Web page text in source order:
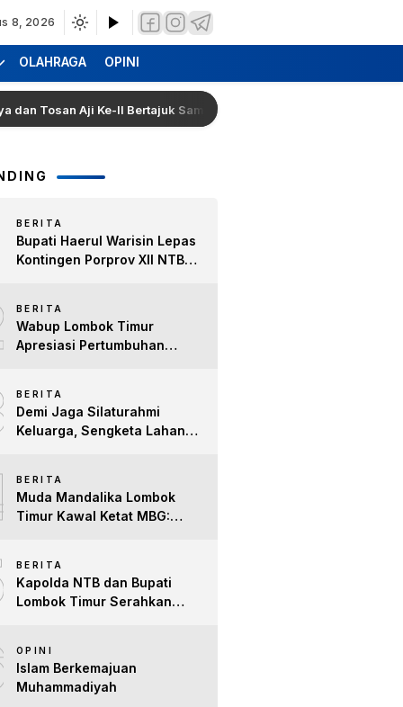
8, 2026
OLAHRAGA OPINI
Aji Ke-II Bertajuk Samuhita Sakre
BERITA
Bupati Haerul Warisin Lepas
Kontingen Porprov XII NTB
untuk Lombok Timur
BERITA
Wabup Lombok Timur
Apresiasi Pertumbuhan
Difabel
BERITA
Demi Jaga Silaturahmi
Keluarga, Sengketa Lahan
BERITA
Muda Mandalika Lombok
Timur Kawal Ketat MBG:
BERITA
Kapolda NTB dan Bupati
Lombok Timur Serahkan
Kepedulian Sosial
OPINI
Islam Berkemajuan
Muhammadiyah